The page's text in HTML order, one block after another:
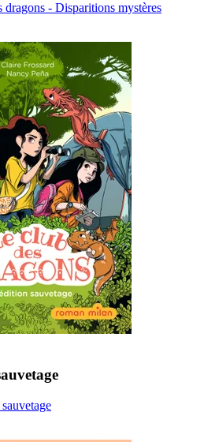
- Disparitions mystères